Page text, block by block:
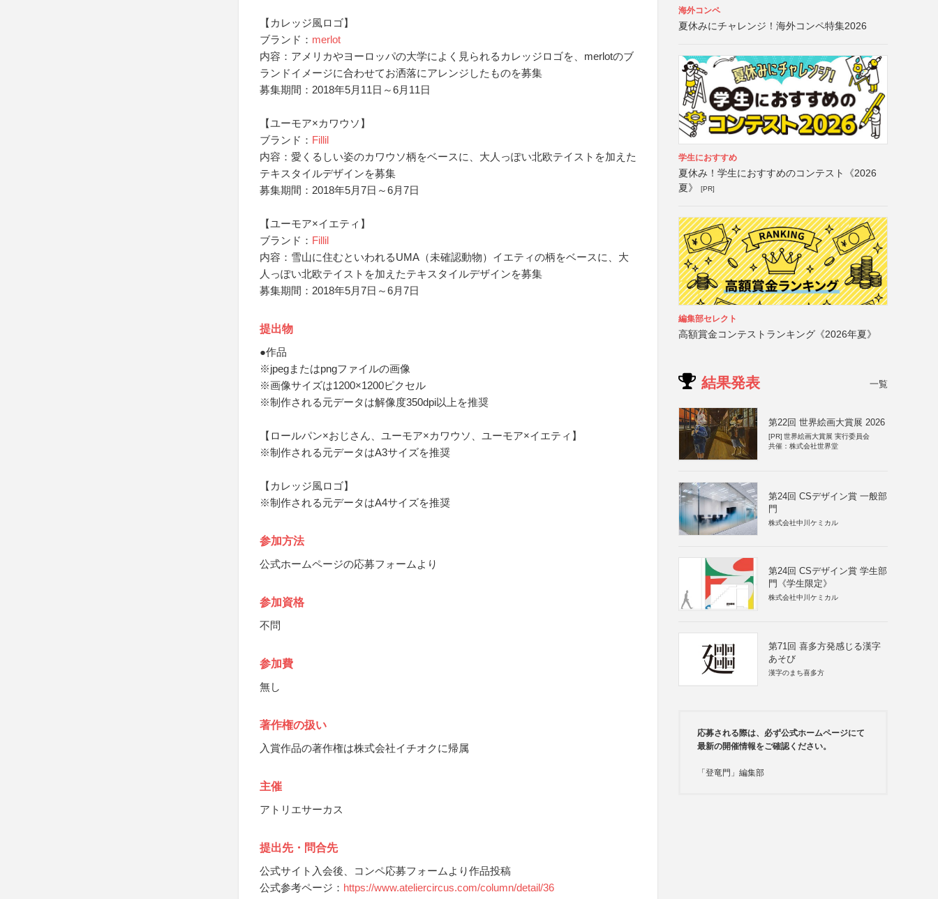
【カレッジ風ロゴ】
ブランド： merlot
内容：アメリカやヨーロッパの大学によく見られるカレッジロゴを、merlotのブ
ランドイメージに合わせてお洒落にアレンジしたものを募集
募集期間：2018年5月11日～6月11日
【ユーモア×カワウソ】
ブランド： Fillil
内容：愛くるしい姿のカワウソ柄をベースに、大人っぽい北欧テイストを加えた
テキスタイルデザインを募集
募集期間：2018年5月7日～6月7日
【ユーモア×イエティ】
ブランド： Fillil
内容：雪山に住むといわれるUMA（未確認動物）イエティの柄をベースに、大
人っぽい北欧テイストを加えたテキスタイルデザインを募集
募集期間：2018年5月7日～6月7日
提出物
●作品
※jpegまたはpngファイルの画像
※画像サイズは1200×1200ピクセル
※制作される元データは解像度350dpi以上を推奨
【ロールパン×おじさん、ユーモア×カワウソ、ユーモア×イエティ】
※制作される元データはA3サイズを推奨
【カレッジ風ロゴ】
※制作される元データはA4サイズを推奨
参加方法
公式ホームページの応募フォームより
参加資格
不問
参加費
無し
著作権の扱い
入賞作品の著作権は株式会社イチオクに帰属
主催
アトリエサーカス
提出先・問合先
公式サイト入会後、コンペ応募フォームより作品投稿
公式参考ページ： https://www.ateliercircus.com/column/detail/36
海外コンペ
夏休みにチャレンジ！海外コンペ特集2026
学生におすすめ
夏休み！学生におすすめのコンテスト《2026
夏》
[PR]
編集部セレクト
高額賞金コンテストランキング《2026年夏》
結果発表 一覧
第22回 世界絵画大賞展 2026
[PR] 世界絵画大賞展 実行委員会
共催：株式会社世界堂
第24回 CSデザイン賞 一般部
門
株式会社中川ケミカル
第24回 CSデザイン賞 学生部
門《学生限定》
株式会社中川ケミカル
第71回 喜多方発感じる漢字
あそび
漢字のまち喜多方
応募される際は、必ず公式ホームページにて
最新の開催情報をご確認ください。
「登竜門」編集部